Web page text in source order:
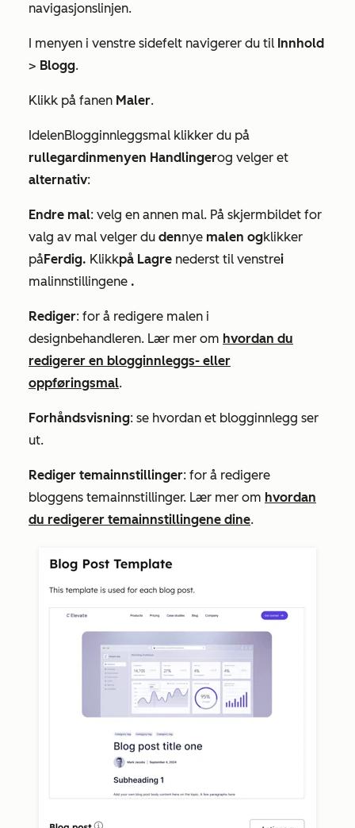
navigasjonslinjen.
I menyen i venstre sidefelt navigerer du til Innhold
> Blogg.
Klikk på fanen Maler.
delenBlogginnleggsmal klikker du på
rullegardinmenyen Handlingerog velger et
alternativ:
Endre mal: velg en annen mal. På skjermbildet for
valg av mal velger du dennye malen ogklikker
påFerdig. Klikkpå Lagre nederst til venstrei
malinnstillingene .
Rediger: for å redigere malen i
designbehandleren. Lær mer om hvordan du
redigerer en blogginnleggs- eller
oppføringsmal.
Forhåndsvisning: se hvordan et blogginnlegg ser
ut.
Rediger temainnstillinger: for å redigere
bloggens temainnstillinger. Lær mer om hvordan
du redigerer temainnstillingene dine.